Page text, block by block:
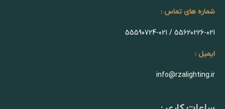
شماره های تماس :
55620226-021 / 55590724-021
ایمیل :
info@rzalighting.ir